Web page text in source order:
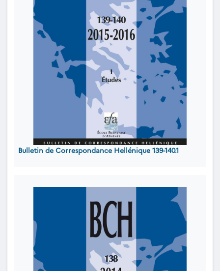
Bulletin de Correspondance Hellénique 139-140.1